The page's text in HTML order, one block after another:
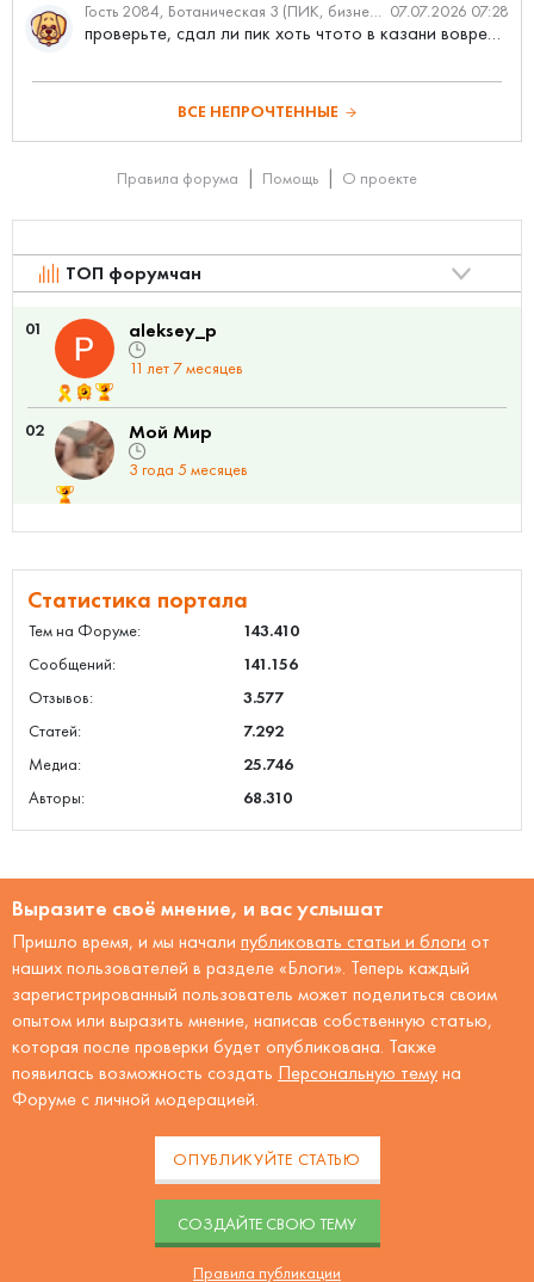
Гость 2084, Ботаническая 3 (ПИК, бизнес-класс) 07.07.2026 07:28
проверьте, сдал ли пик хоть чтото в казани вовремя?
ВСЕ НЕПРОЧТЕННЫЕ
Правила форума Помощь О проекте
ТОП форумчан
01 aleksey_p
11 лет 7 месяцев
02 Мой Мир
3 года 5 месяцев
Статистика портала
Тем на Форуме:
143.410
Сообщений:
141.156
Отзывов:
3.577
Статей:
7.292
Медиа:
25.746
Авторы:
68.310
Выразите своё мнение, и вас услышат
Пришло время, и мы начали публиковать статьи и блоги от
наших пользователей в разделе «Блоги». Теперь каждый
зарегистрированный пользователь может поделиться своим
опытом или выразить мнение, написав собственную статью,
которая после проверки будет опубликована. Также
появилась возможность создать Персональную тему на
Форуме с личной модерацией.
ОПУБЛИКУЙТЕ СТАТЬЮ
CОЗДАЙТЕ СВОЮ ТЕМУ
Правила публикации